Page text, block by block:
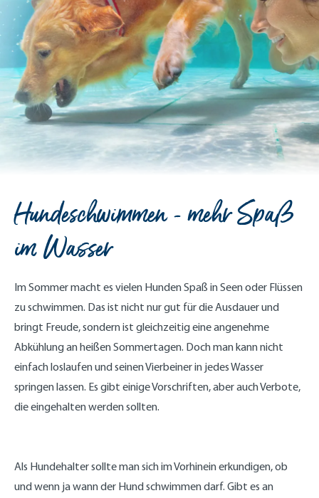
Hundeschwimmen - mehr Spaß
im Wasser
Im Sommer macht es vielen Hunden Spaß in Seen oder Flüssen
zu schwimmen. Das ist nicht nur gut für die Ausdauer und
bringt Freude, sondern ist gleichzeitig eine angenehme
Abkühlung an heißen Sommertagen. Doch man kann nicht
einfach loslaufen und seinen Vierbeiner in jedes Wasser
springen lassen. Es gibt einige Vorschriften, aber auch Verbote,
die eingehalten werden sollten.
Als Hundehalter sollte man sich im Vorhinein erkundigen, ob
und wenn ja wann der Hund schwimmen darf. Gibt es an